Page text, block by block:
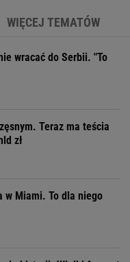
WIĘCEJ TEMATÓW
wracać do Serbii. "To
Teraz ma teścia
zł
w Miami. To dla niego